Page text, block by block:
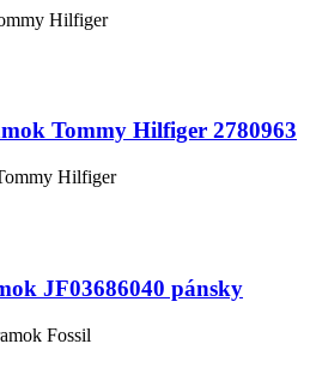
Hilfiger
Tommy Hilfiger 2780963
Hilfiger
JF03686040 pánsky
Fossil